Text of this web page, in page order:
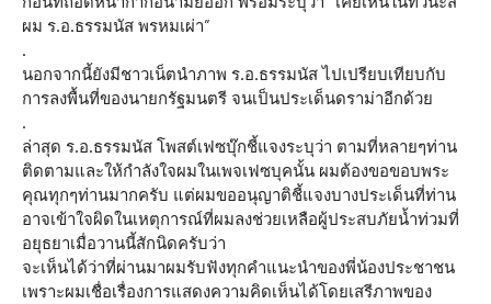
ผม ร.อ.ธรรมนัส พรหมเผ่า”
.
นอกจากนี้ยังมีชาวเน็ตนำภาพ ร.อ.ธรรมนัส ไปเปรียบเทียบกับ
การลงพื้นที่ของนายกรัฐมนตรี จนเป็นประเด็นดราม่าอีกด้วย
.
ล่าสุด ร.อ.ธรรมนัส โพสต์เฟซบุ๊กชี้แจงระบุว่า ตามที่หลายๆท่าน
ติดตามและให้กำลังใจผมในเพจเฟซบุคนั้น ผมต้องขอขอบพระ
คุณทุกๆท่านมากครับ แต่ผมขออนุญาติชี้แจงบางประเด็นที่ท่าน
อาจเข้าใจผิดในเหตุการณ์ที่ผมลงช่วยเหลือผู้ประสบภัยน้ำท่วมที่
อยุธยาเมื่อวานนี้สักนิดครับว่า
จะเห็นได้ว่าที่ผ่านมาผมรับฟังทุกคำแนะนำของพี่น้องประชาชน
เพราะผมเชื่อเรื่องการแสดงความคิดเห็นได้โดยเสรีภาพของ